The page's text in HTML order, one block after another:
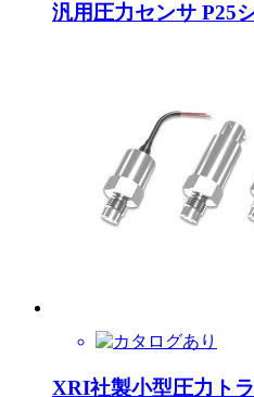
汎用圧力センサ P25
XRI社製小型圧力ト